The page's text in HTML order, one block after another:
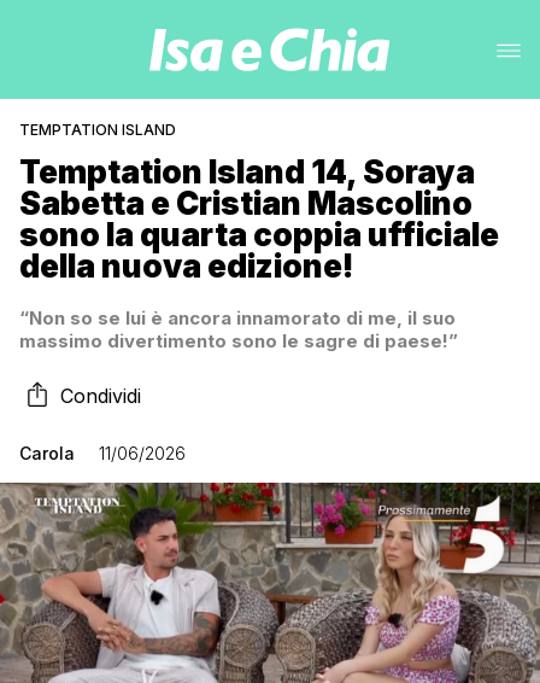
TEMPTATION ISLAND
Temptation Island 14, Soraya
Sabetta e Cristian Mascolino
sono la quarta coppia ufficiale
della nuova edizione!
“Non so se lui è ancora innamorato di me, il suo
massimo divertimento sono le sagre di paese!”
Condividi
Carola 11/06/2026